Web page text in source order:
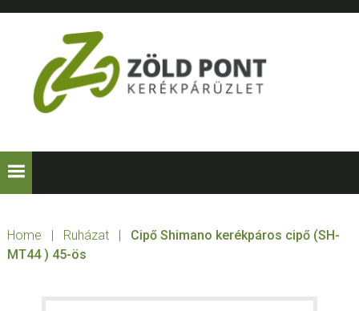
Skip
navigation
Skip
content
Skip
ZÖLD
PONT
Home | Ruházat |
Cipő Shimano kerékpáros cipő (SH-
MT44 ) 45-ös